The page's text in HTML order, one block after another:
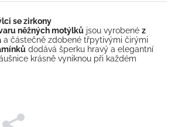
se zirkony
něžných motýlků jsou vyrobené z
a částečně zdobené třpytivými čirými
dodává šperku hravý a elegantní
krásně vyniknou při každém